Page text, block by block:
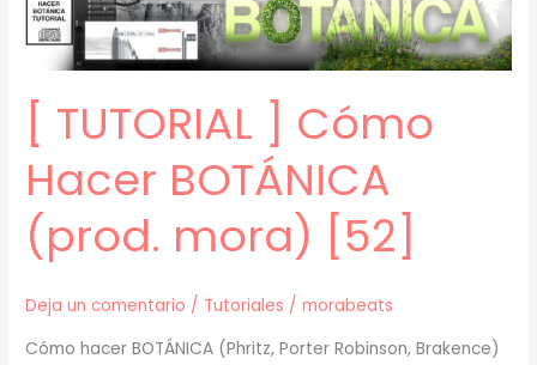
[53]
[ TUTORIAL ] Cómo
Hacer BOTÁNICA
(prod. mora) [52]
Deja un comentario / Tutoriales /morabeats
Cómo hacer BOTÁNICA (Phritz, Porter Robinson, Brakence)